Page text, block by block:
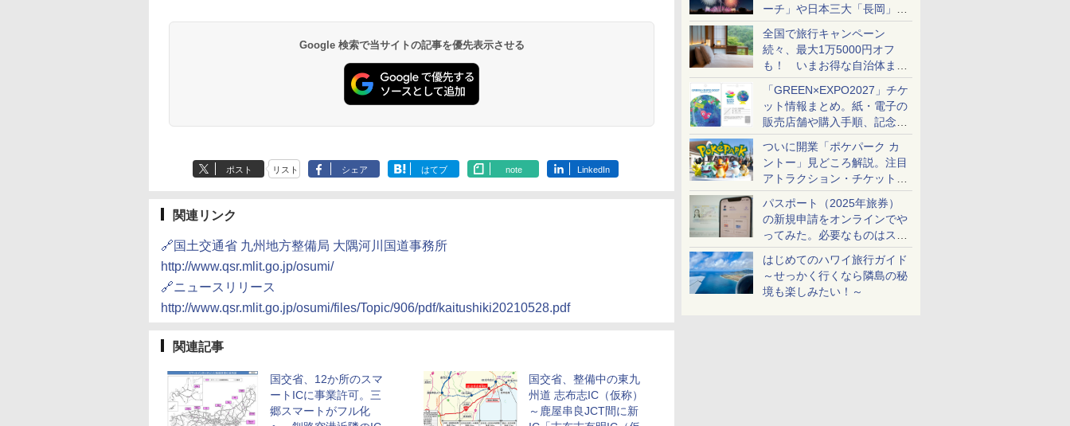
ーチ」や日本三大「長岡」な
ど大型イベント目白押し！
全国で旅行キャンペーン
続々、最大1万5000円オフ
も！ いまお得な自治体まと
め
「GREEN×EXPO2027」チケ
ット情報まとめ。紙・電子の
販売店舗や購入手順、記念チ
ケットも解説
ついに開業「ポケパーク カ
ントー」見どころ解説。注目
アトラクション・チケット手
配・来場前に必要な準備は？
パスポート（2025年旅券）
の新規申請をオンラインでや
ってみた。必要なものはスマ
ホとマイナカードのみ
はじめてのハワイ旅行ガイド
～せっかく行くなら隣島の秘
境も楽しみたい！～
10,450円～
19,541円～
7,950円～
5,758円～
Google 検索で当サイトの記事を優先表示させる
ポスト リスト シェア はてブ note LinkedIn
関連リンク
🔗国土交通省 九州地方整備局 大隅河川国道事務所
http://www.qsr.mlit.go.jp/osumi/
🔗ニュースリリース
http://www.qsr.mlit.go.jp/osumi/files/Topic/906/pdf/kaitushiki20210528.pdf
関連記事
国交省、12か所のスマ
ートICに事業許可。三
郷スマートがフル化
国交省、整備中の東九
州道 志布志IC（仮称）
～鹿屋串良JCT間に新